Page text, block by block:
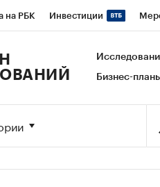
на РБК Инвестиции
Кредитные рейтинги
Бизнес-